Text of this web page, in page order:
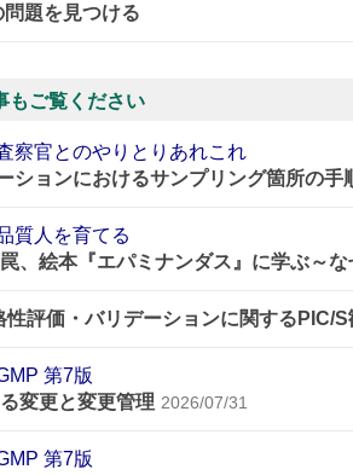
題を見つける
もご覧ください
察官とのやりとりあれこれ
ションにおけるサンプリング箇所の手
質人を育てる
、絵本『エパミナンダス』に学ぶ～
性評価・バリデーションに関するPIC/
第7版
変更と変更管理 2026/07/31
第7版